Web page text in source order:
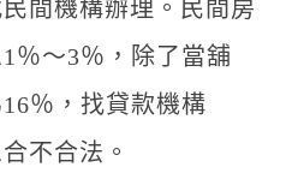
間機構辦理。民間房
％～3％，除了當舖
％，找貸款機構
不合法。